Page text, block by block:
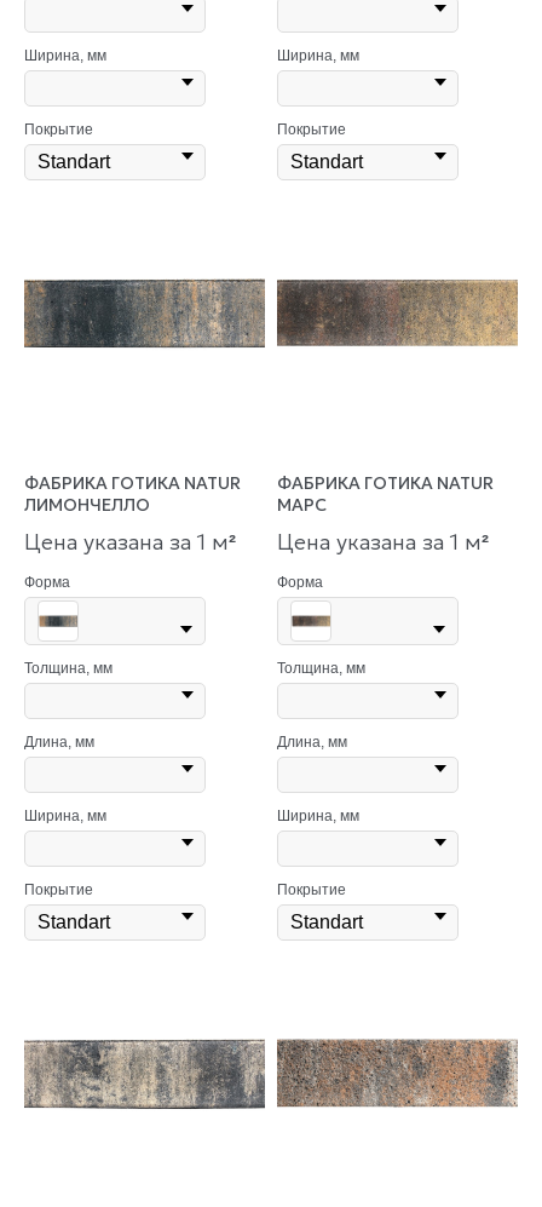
Ширина, мм
Покрытие
Ширина, мм
Покрытие
ФАБРИКА ГОТИКА NATUR
ЛИМОНЧЕЛЛО
Цена указана за 1 м²
Форма
Толщина, мм
Длина, мм
Ширина, мм
Покрытие
ФАБРИКА ГОТИКА NATUR
МАРС
Цена указана за 1 м²
Форма
Толщина, мм
Длина, мм
Ширина, мм
Покрытие